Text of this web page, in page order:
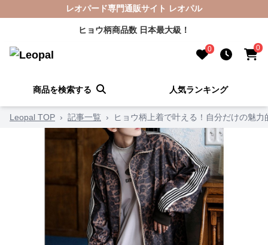
レオパード専門通販サイト レオパル
ヒョウ柄商品数 日本最大級！
0 0
商品を検索する 人気ランキング
Leopal TOP › 記事一覧 › ヒョウ柄上着で叶える！自分だけの魅